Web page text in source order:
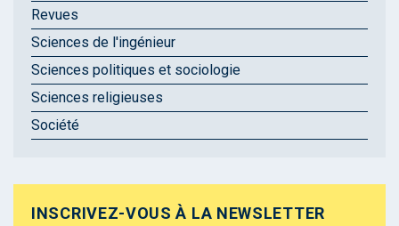
Revues
Sciences de l'ingénieur
Sciences politiques et sociologie
Sciences religieuses
Société
INSCRIVEZ-VOUS À LA NEWSLETTER